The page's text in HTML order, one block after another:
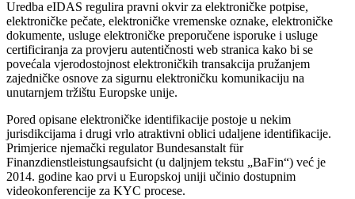
Uredba eIDAS regulira pravni okvir za elektroničke potpise,
elektroničke pečate, elektroničke vremenske oznake, elektroničke
dokumente, usluge elektroničke preporučene isporuke i usluge
certificiranja za provjeru autentičnosti web stranica kako bi se
povećala vjerodostojnost elektroničkih transakcija pružanjem
zajedničke osnove za sigurnu elektroničku komunikaciju na
unutarnjem tržištu Europske unije.
Pored opisane elektroničke identifikacije postoje u nekim
jurisdikcijama i drugi vrlo atraktivni oblici udaljene identifikacije.
Primjerice njemački regulator Bundesanstalt für
Finanzdienstleistungsaufsicht (u daljnjem tekstu „BaFin“) već je
2014. godine kao prvi u Europskoj uniji učinio dostupnim
videokonferencije za KYC procese.